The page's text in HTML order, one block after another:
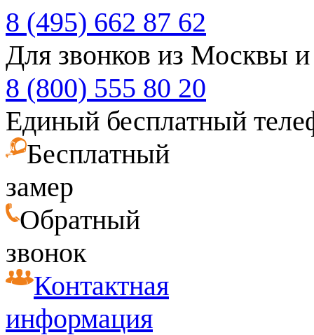
8 (495) 662 87 62
Для звонков из Москвы
8 (800) 555 80 20
Единый бесплатный
Бесплатный
замер
Обратный
звонок
Контактная
информация